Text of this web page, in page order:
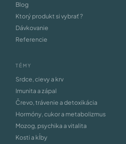
Blog
Ktorý produkt si vybrať ?
Dávkovanie
Referencie
TÉMY
Srdce, cievy a krv
Imunita a zápal
Črevo, trávenie a detoxikácia
Hormóny, cukor a metabolizmus
Mozog, psychika a vitalita
Kosti a kĺby